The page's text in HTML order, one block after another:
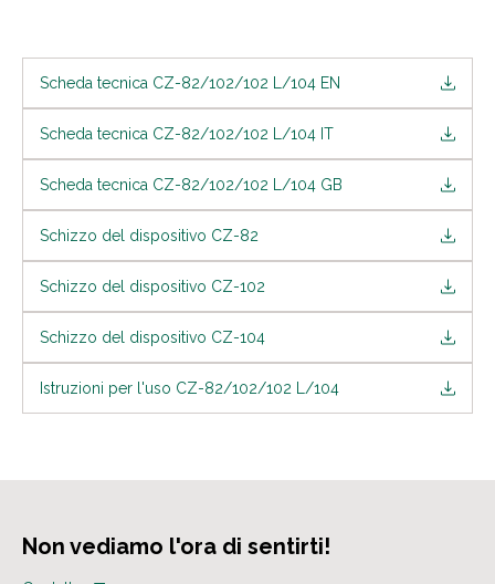
Scheda tecnica CZ-82/102/102 L/104 EN
Scheda tecnica CZ-82/102/102 L/104 IT
Scheda tecnica CZ-82/102/102 L/104 GB
Schizzo del dispositivo CZ-82
Schizzo del dispositivo CZ-102
Schizzo del dispositivo CZ-104
Istruzioni per l'uso CZ-82/102/102 L/104
Non vediamo l'ora di sentirti!